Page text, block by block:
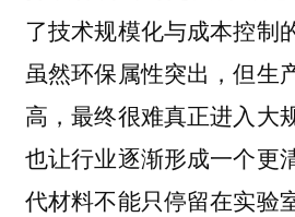
了技术规模化与成本控制
虽然环保属性突出，但生
高，最终很难真正进入大
也让行业逐渐形成一个更
代材料不能只停留在实验